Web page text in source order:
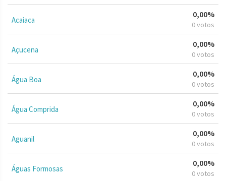
Acaiaca
0,00%
0 votos
Açucena
0,00%
0 votos
Água Boa
0,00%
0 votos
Água Comprida
0,00%
0 votos
Aguanil
0,00%
0 votos
Águas Formosas
0,00%
0 votos